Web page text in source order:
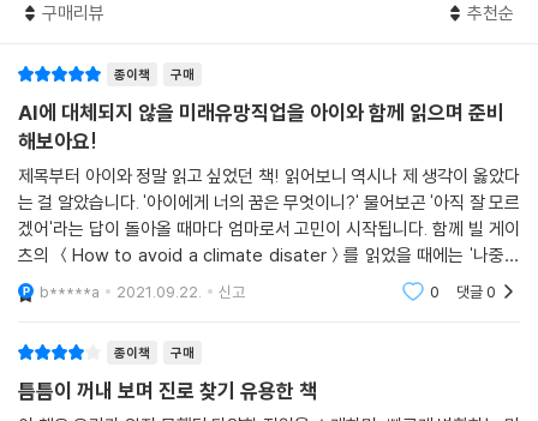
구매리뷰 추천순
종이책 구매
AI에 대체되지 않을 미래유망직업을 아이와 함께 읽으며 준비
해보아요!
제목부터 아이와 정말 읽고 싶었던 책! 읽어보니 역시나 제 생각이 옳았다
는 걸 알았습니다. '아이에게 너의 꿈은 무엇이니?' 물어보곤 '아직 잘 모르
겠어'라는 답이 돌아올 때마다 엄마로서 고민이 시작됩니다. 함께 빌 게이
츠의 ＜How to avoid a climate disater＞를 읽었을 때에는 '나중에
환경공학자가 되는 건 어때?' 이야기했고, ＜Sapiens＞를 읽었을 때에는
'아무래도 인류학자
b*****a 2021.09.22. 신고 0 댓글0
종이책 구매
틈틈이 꺼내 보며 진로 찾기 유용한 책